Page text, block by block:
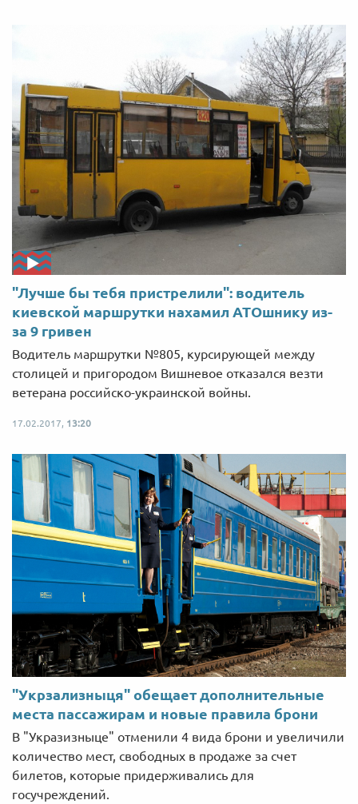
"Лучше бы тебя пристрелили": водитель
киевской маршрутки нахамил АТОшнику из-
за 9 гривен
Водитель маршрутки №805, курсирующей между
столицей и пригородом Вишневое отказался везти
ветерана российско-украинской войны.
17.02.2017, 13:20
"Укрзализныця" обещает дополнительные
места пассажирам и новые правила брони
В "Укразизныце" отменили 4 вида брони и увеличили
количество мест, свободных в продаже за счет
билетов, которые придерживались для
госучреждений.